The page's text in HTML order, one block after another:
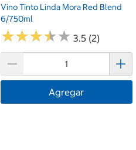
Vino Tinto Linda Mora Red Blend
6/750ml
★★★★★
★★★★★ 3.5 (2)
Agregar